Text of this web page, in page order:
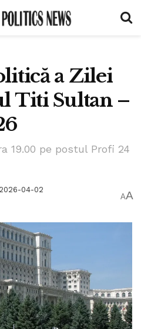
a Zilei
Titi Sultan –
19.00 pe postul Profi 24
04-02
AA